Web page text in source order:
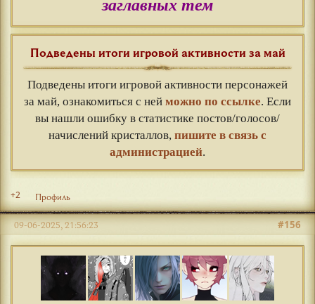
заглавных тем
Подведены итоги игровой активности за май
Подведены итоги игровой активности персонажей
за май, ознакомиться с ней можно по ссылке. Если
вы нашли ошибку в статистике постов/голосов/
начислений кристаллов, пишите в связь с
администрацией.
+2 Профиль
#156
09-06-2025, 21:56:23